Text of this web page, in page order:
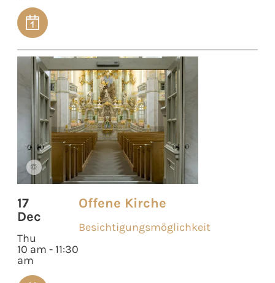
©
17
Dec
Thu
10 am - 11:30
am
Offene Kirche
Besichtigungsmöglichkeit